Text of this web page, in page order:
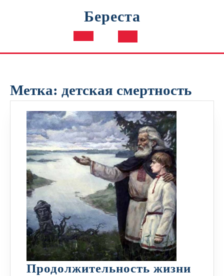
Береста
Кнопка
Метка: детская смертность
Продолжительность жизни